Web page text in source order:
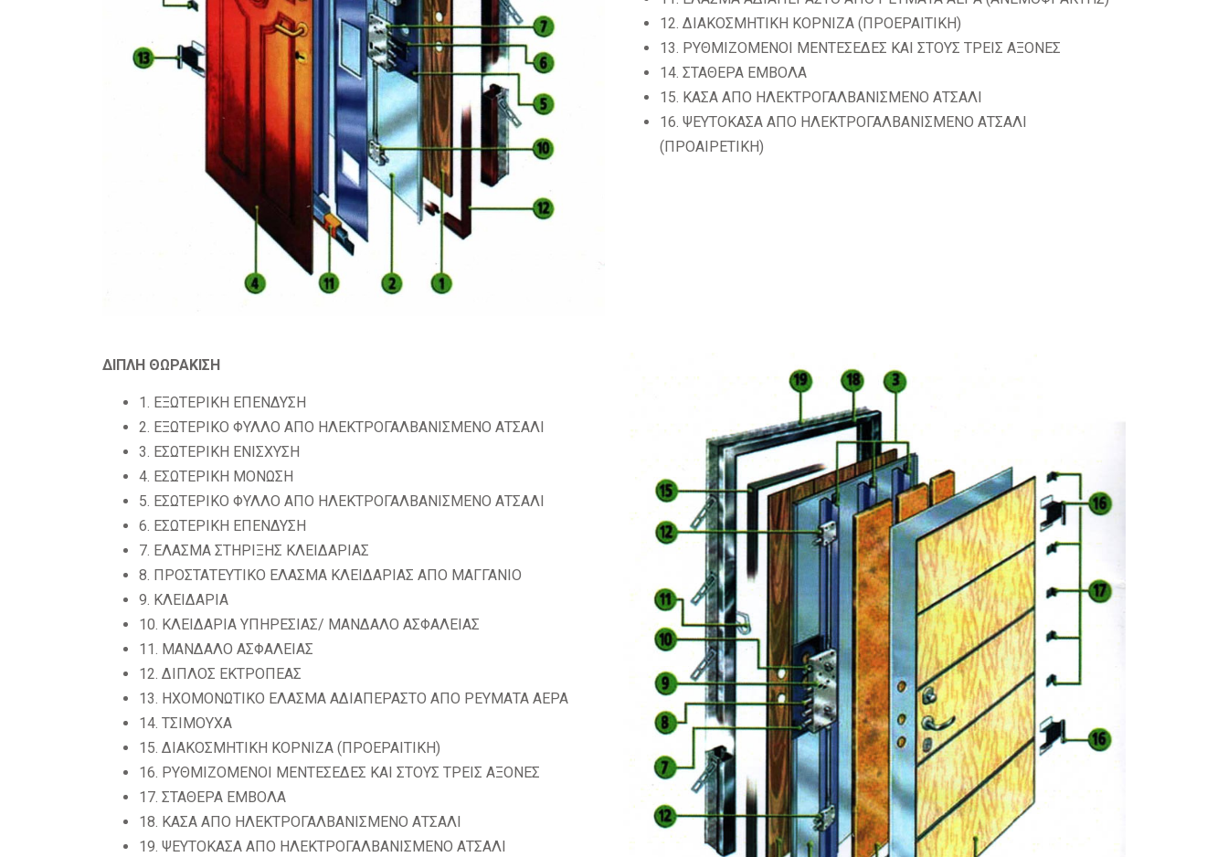
12. ΔΙΑΚΟΣΜΗΤΙΚΗ ΚΟΡΝΙΖΑ (ΠΡΟΕΡΑΙΤΙΚΗ)
13. ΡΥΘΜΙΖΟΜΕΝΟΙ ΜΕΝΤΕΣΕΔΕΣ ΚΑΙ ΣΤΟΥΣ ΤΡΕΙΣ ΑΞΟΝΕΣ
14. ΣΤΑΘΕΡΑ ΕΜΒΟΛΑ
15. ΚΑΣΑ ΑΠΟ ΗΛΕΚΤΡΟΓΑΛΒΑΝΙΣΜΕΝΟ ΑΤΣΑΛΙ
16. ΨΕΥΤΟΚΑΣΑ ΑΠΟ ΗΛΕΚΤΡΟΓΑΛΒΑΝΙΣΜΕΝΟ ΑΤΣΑΛΙ
(ΠΡΟΑΙΡΕΤΙΚΗ)
ΔΙΠΛΗ ΘΩΡΑΚΙΣΗ
1. ΕΞΩΤΕΡΙΚΗ ΕΠΕΝΔΥΣΗ
2. ΕΞΩΤΕΡΙΚΟ ΦΥΛΛΟ ΑΠΟ ΗΛΕΚΤΡΟΓΑΛΒΑΝΙΣΜΕΝΟ ΑΤΣΑΛΙ
3. ΕΣΩΤΕΡΙΚΗ ΕΝΙΣΧΥΣΗ
4. ΕΣΩΤΕΡΙΚΗ ΜΟΝΩΣΗ
5. ΕΣΩΤΕΡΙΚΟ ΦΥΛΛΟ ΑΠΟ ΗΛΕΚΤΡΟΓΑΛΒΑΝΙΣΜΕΝΟ ΑΤΣΑΛΙ
6. ΕΣΩΤΕΡΙΚΗ ΕΠΕΝΔΥΣΗ
7. ΕΛΑΣΜΑ ΣΤΗΡΙΞΗΣ ΚΛΕΙΔΑΡΙΑΣ
8. ΠΡΟΣΤΑΤΕΥΤΙΚΟ ΕΛΑΣΜΑ ΚΛΕΙΔΑΡΙΑΣ ΑΠΟ ΜΑΓΓΑΝΙΟ
9. ΚΛΕΙΔΑΡΙΑ
10. ΚΛΕΙΔΑΡΙΑ ΥΠΗΡΕΣΙΑΣ/ ΜΑΝΔΑΛΟ ΑΣΦΑΛΕΙΑΣ
11. ΜΑΝΔΑΛΟ ΑΣΦΑΛΕΙΑΣ
12. ΔΙΠΛΟΣ ΕΚΤΡΟΠΕΑΣ
13. ΗΧΟΜΟΝΩΤΙΚΟ ΕΛΑΣΜΑ ΑΔΙΑΠΕΡΑΣΤΟ ΑΠΟ ΡΕΥΜΑΤΑ ΑΕΡΑ
14. ΤΣΙΜΟΥΧΑ
15. ΔΙΑΚΟΣΜΗΤΙΚΗ ΚΟΡΝΙΖΑ (ΠΡΟΕΡΑΙΤΙΚΗ)
16. ΡΥΘΜΙΖΟΜΕΝΟΙ ΜΕΝΤΕΣΕΔΕΣ ΚΑΙ ΣΤΟΥΣ ΤΡΕΙΣ ΑΞΟΝΕΣ
17. ΣΤΑΘΕΡΑ ΕΜΒΟΛΑ
18. ΚΑΣΑ ΑΠΟ ΗΛΕΚΤΡΟΓΑΛΒΑΝΙΣΜΕΝΟ ΑΤΣΑΛΙ
19. ΨΕΥΤΟΚΑΣΑ ΑΠΟ ΗΛΕΚΤΡΟΓΑΛΒΑΝΙΣΜΕΝΟ ΑΤΣΑΛΙ